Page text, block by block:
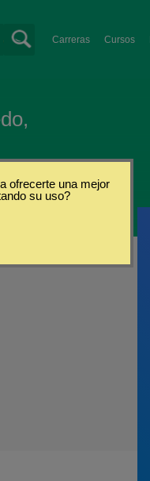
Carreras Cursos
ofrecerte una mejor
su uso?